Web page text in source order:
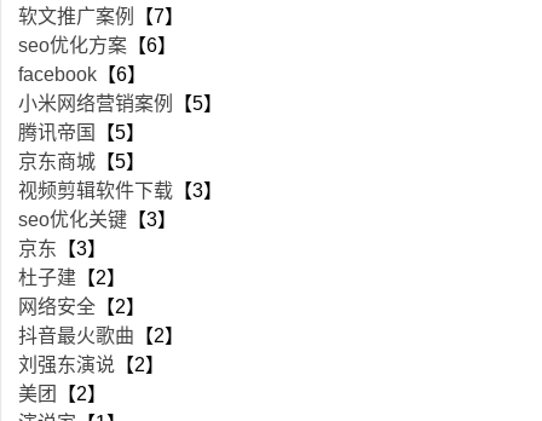
软文推广案例
【7】
seo优化方案 【6】
facebook 【6】
小米网络营销案例
【5】
腾讯帝国
【5】
京东商城 【5】
视频剪辑软件下载 【3】
seo优化关键 【3】
京东 【3】
杜子建 【2】
网络安全 【2】
抖音最火歌曲 【2】
刘强东演说 【2】
美团
【2】